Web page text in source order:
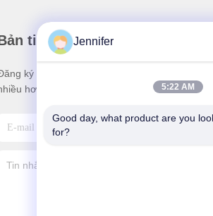
tin của chúng tôi
ký nhận bản tin của chúng tôi để được
hơn nữa.
Jennifer
5:22 AM
Good day, what product are you
for?